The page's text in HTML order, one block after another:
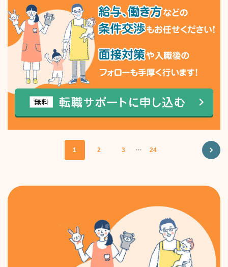
1 2 3 ・・・ 24